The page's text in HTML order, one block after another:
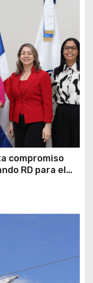
compromiso
RD para el